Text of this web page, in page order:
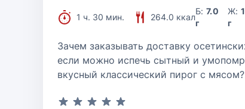
1 ч. 30 мин. 264.0 ккал
Б:7.0
г
Ж:
г
Зачем заказывать доставку
если можно испечь сытный и
вкусный классический пирог с мясом?